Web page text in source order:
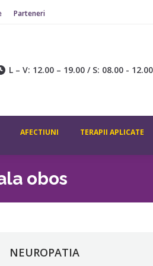
Parteneri
L – V: 12.00 – 19.00 / S: 08.00 - 12.00
AFECTIUNI TERAPII APLICATE
obos
NEUROPATIA
AFECTIUNI